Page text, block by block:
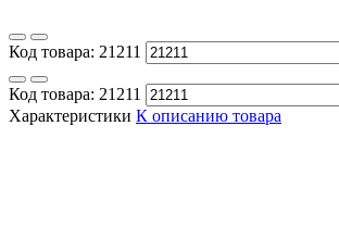
Код товара: 21211
Код товара: 21211
Характеристики К описанию товара